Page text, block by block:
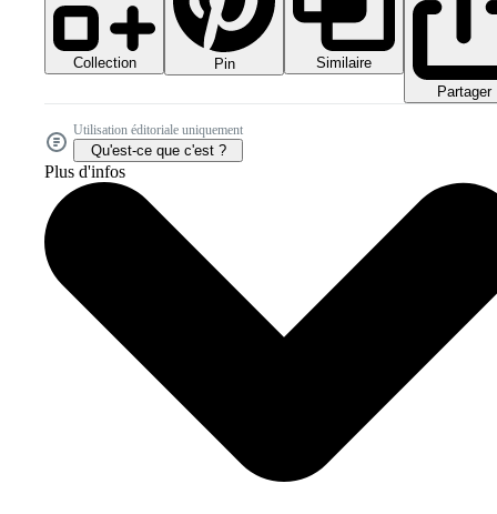
Collection Pin
Similaire
Partager
Utilisation éditoriale uniquement
Qu'est-ce que c'est ?
Plus d'infos